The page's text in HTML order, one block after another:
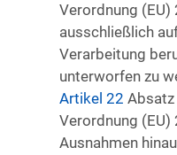
Verordnung
ausschließlich
Verarbeitung
unterworfen zu
Artikel 22 Absatz
Verordnung
Ausnahmen